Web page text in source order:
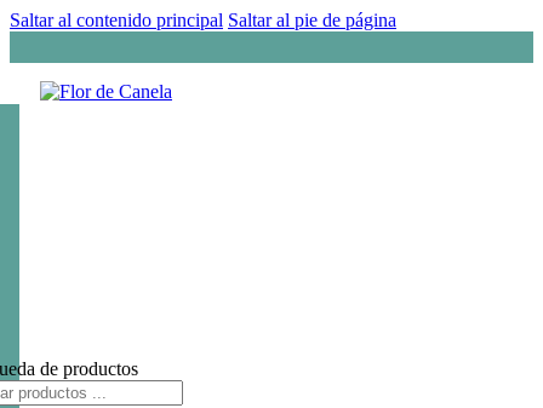
Saltar al contenido principal Saltar al pie de página
de productos